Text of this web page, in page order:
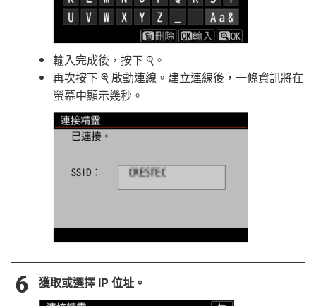
輸入完成後，按下 X 。
再次按下 X 啟動連線。建立連線後，一條資訊將在
螢幕中顯示幾秒。
獲取或選擇 IP 位址。